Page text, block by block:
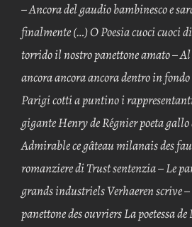
– Ancora del gaudio bambinesco e
finalmente (…) O Poesia cuoci cuoci
torrido il nostro panettone amato –
ancora ancora ancora dentro in
Parigi cotti a puntino i
gigante Henry de Régnier poeta
Admirable ce gâteau milanais des
romanziere di Trust sentenzia – Le
grands industriels Verhaeren scrive
panettone des ouvriers La poetessa